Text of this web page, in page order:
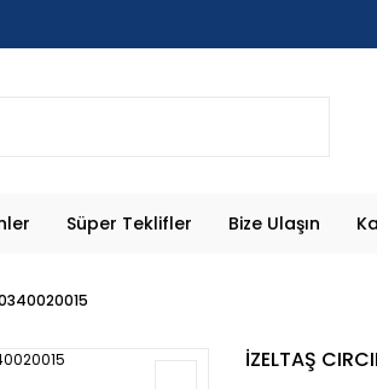
Süper Teklifler Bize Ulaşın
0340020015
İZELTAŞ